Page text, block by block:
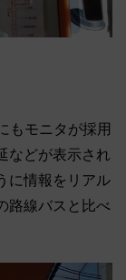
もモニタが採用
などが表示され
に情報をリアル
路線バスと比べ